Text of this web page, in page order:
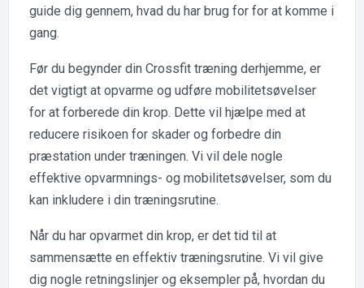
guide dig gennem, hvad du har brug for for at komme i
gang.
Før du begynder din Crossfit træning derhjemme, er
det vigtigt at opvarme og udføre mobilitetsøvelser
for at forberede din krop. Dette vil hjælpe med at
reducere risikoen for skader og forbedre din
præstation under træningen. Vi vil dele nogle
effektive opvarmnings- og mobilitetsøvelser, som du
kan inkludere i din træningsrutine.
Når du har opvarmet din krop, er det tid til at
sammensætte en effektiv træningsrutine. Vi vil give
dig nogle retningslinjer og eksempler på, hvordan du